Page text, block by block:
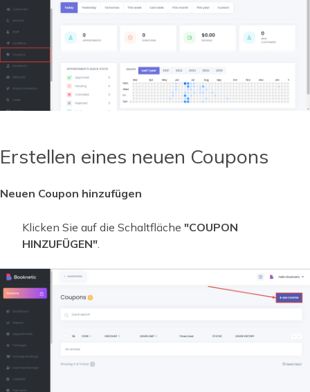
Erstellen eines neuen Coupons
Neuen Coupon hinzufügen
Klicken Sie auf die Schaltfläche "COUPON
HINZUFÜGEN"